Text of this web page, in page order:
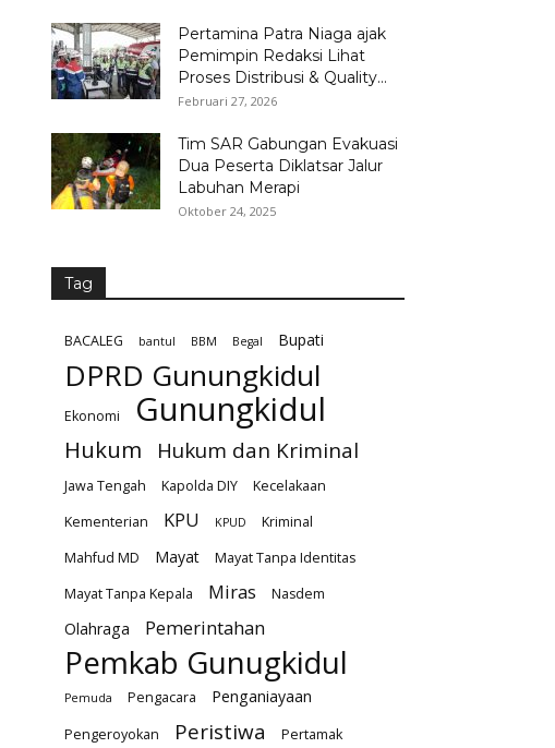
Pertamina Patra Niaga ajak
Pemimpin Redaksi Lihat
Proses Distribusi & Quality...
Februari 27, 2026
Tim SAR Gabungan Evakuasi
Dua Peserta Diklatsar Jalur
Labuhan Merapi
Oktober 24, 2025
Tag
BACALEG bantul BBM Begal Bupati
DPRD Gunungkidul
Ekonomi Gunungkidul
Hukum Hukum dan Kriminal
Jawa Tengah Kapolda DIY
Kecelakaan
Kementerian
KPU KPUD
Kriminal
Mahfud MD
Mayat
Mayat Tanpa Identitas
Mayat Tanpa Kepala
Miras Nasdem
Olahraga Pemerintahan
Pemkab Gunugkidul
Pemuda Pengacara Penganiayaan
Pengeroyokan Peristiwa Pertamak